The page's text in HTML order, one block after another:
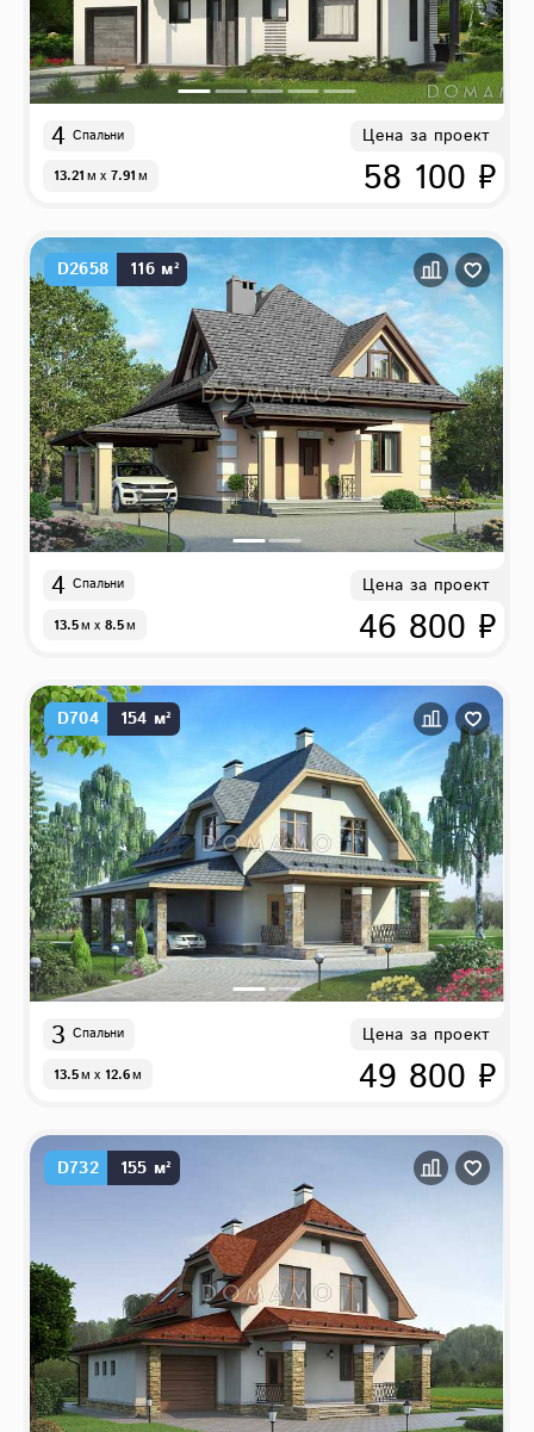
4 Спальни
13.21м x 7.91м
Цена за проект
58 100 ₽
D2658 116 м²
4 Спальни
13.5м x 8.5м
Цена за проект
46 800 ₽
D704 154 м²
3 Спальни
13.5м x 12.6м
Цена за проект
49 800 ₽
D732 155 м²